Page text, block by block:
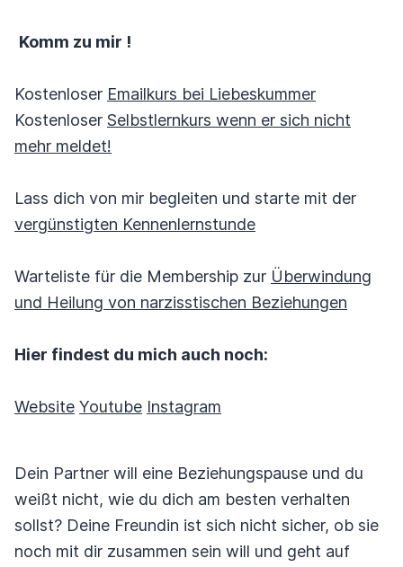
Komm zu mir !
Kostenloser Emailkurs bei Liebeskummer
Kostenloser Selbstlernkurs wenn er sich nicht
mehr meldet!
Lass dich von mir begleiten und starte mit der
vergünstigten Kennenlernstunde
Warteliste für die Membership zur Überwindung
und Heilung von narzisstischen Beziehungen
Hier findest du mich auch noch:
Website Youtube Instagram
Dein Partner will eine Beziehungspause und du
weißt nicht, wie du dich am besten verhalten
sollst? Deine Freundin ist sich nicht sicher, ob sie
noch mit dir zusammen sein will und geht auf